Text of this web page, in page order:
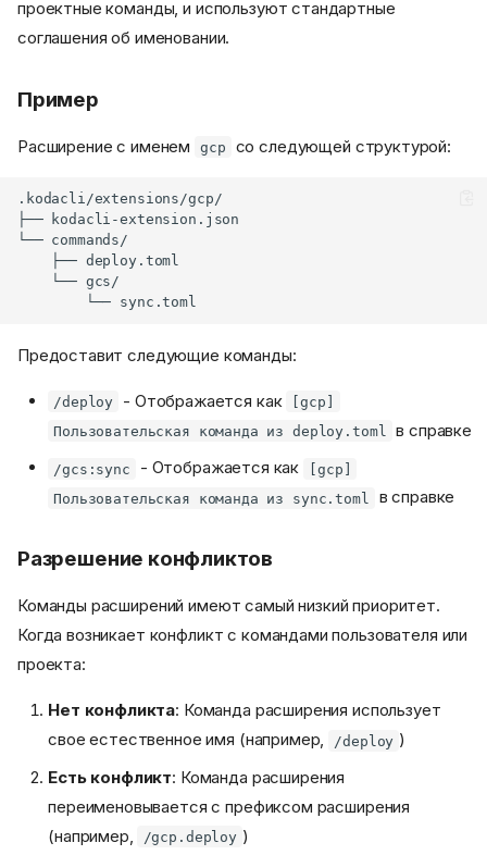
проектные команды, и используют стандартные
соглашения об именовании.
Пример
Расширение с именем gcp со следующей структурой:
Предоставит следующие команды:
/deploy - Отображается как
[gcp]
Пользовательская команда из deploy.toml
в справке
/gcs:sync - Отображается как
[gcp]
Пользовательская команда из sync.toml
в справке
Разрешение конфликтов
Команды расширений имеют самый низкий приоритет.
Когда возникает конфликт с командами пользователя или
проекта:
Нет конфликта: Команда расширения использует
свое естественное имя (например,
/deploy )
Есть конфликт: Команда расширения
переименовывается с префиксом расширения
(например,
/gcp.deploy )